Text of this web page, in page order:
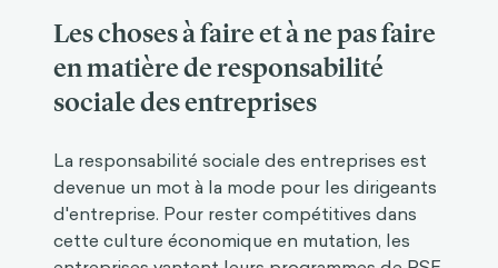
Les choses à faire et à ne pas faire
en matière de responsabilité
sociale des entreprises
La responsabilité sociale des entreprises est
devenue un mot à la mode pour les dirigeants
d'entreprise. Pour rester compétitives dans
cette culture économique en mutation, les